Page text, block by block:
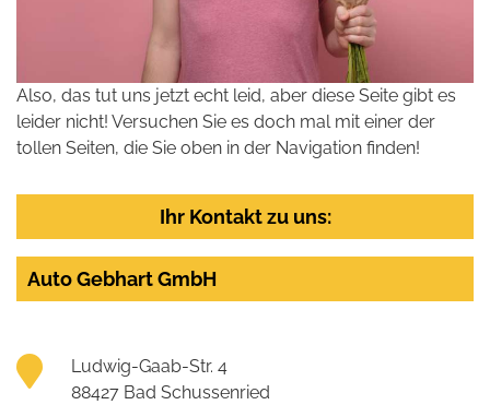
Also, das tut uns jetzt echt leid, aber diese Seite gibt es
leider nicht! Versuchen Sie es doch mal mit einer der
tollen Seiten, die Sie oben in der Navigation finden!
Ihr Kontakt zu uns:
Auto Gebhart GmbH
Ludwig-Gaab-Str. 4
88427 Bad Schussenried